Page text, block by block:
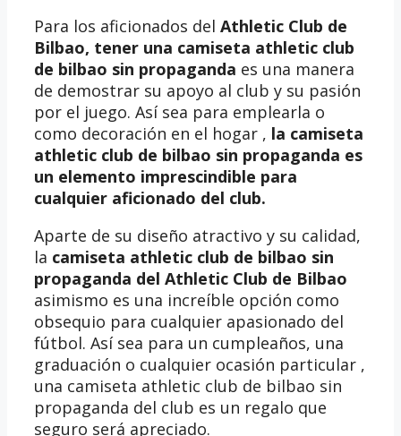
Para los aficionados del Athletic Club de
Bilbao, tener una camiseta athletic club
de bilbao sin propaganda es una manera
de demostrar su apoyo al club y su pasión
por el juego. Así sea para emplearla o
como decoración en el hogar , la camiseta
athletic club de bilbao sin propaganda es
un elemento imprescindible para
cualquier aficionado del club.
Aparte de su diseño atractivo y su calidad,
la camiseta athletic club de bilbao sin
propaganda del Athletic Club de Bilbao
asimismo es una increíble opción como
obsequio para cualquier apasionado del
fútbol. Así sea para un cumpleaños, una
graduación o cualquier ocasión particular ,
una camiseta athletic club de bilbao sin
propaganda del club es un regalo que
seguro será apreciado.